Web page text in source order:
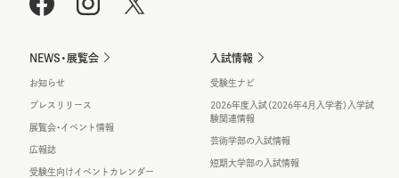
NEWS・展覧会
お知らせ
プレスリリース
展覧会・イベント情報
広報誌
受験生向けイベントカレンダー
入試情報
受験生ナビ
2026年度入試（2026年4月入学者）入学試
験関連情報
芸術学部の入試情報
短期大学部の入試情報